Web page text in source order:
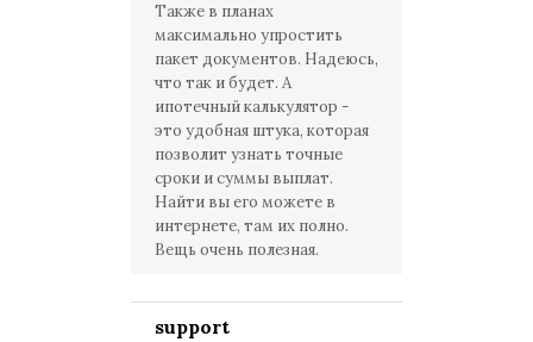
Также в планах
максимально упростить
пакет документов. Надеюсь,
что так и будет. А
ипотечный калькулятор -
это удобная штука, которая
позволит узнать точные
сроки и суммы выплат.
Найти вы его можете в
интернете, там их полно.
Вещь очень полезная.
support